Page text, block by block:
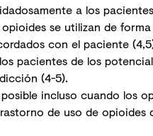
a los
opioides se utilizan de
con el paciente
pacientes de los
(4-5).
incluso cuando los
de uso de